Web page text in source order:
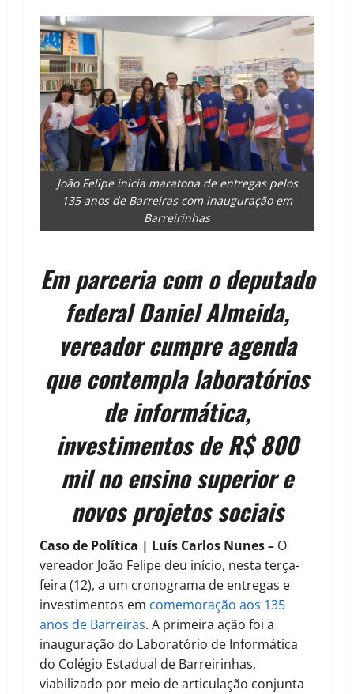
João Felipe inicia maratona de entregas pelos
135 anos de Barreiras com inauguração em
Barreirinhas
Em parceria com o deputado
federal Daniel Almeida,
vereador cumpre agenda
que contempla laboratórios
de informática,
investimentos de R$ 800
mil no ensino superior e
novos projetos sociais
Caso de Política | Luís Carlos Nunes – O
vereador João Felipe deu início, nesta terça-
feira (12), a um cronograma de entregas e
investimentos em comemoração aos 135
anos de Barreiras. A primeira ação foi a
inauguração do Laboratório de Informática
do Colégio Estadual de Barreirinhas,
viabilizado por meio de articulação conjunta